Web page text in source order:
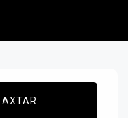
AXTAR